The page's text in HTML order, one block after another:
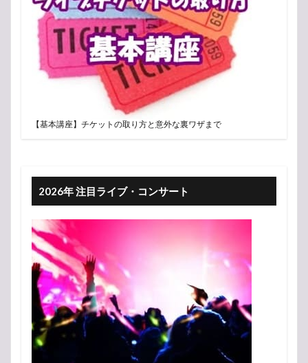
【基本講座】チケットの取り方と意外な裏ワザまで
2026年 注目ライブ・コンサート